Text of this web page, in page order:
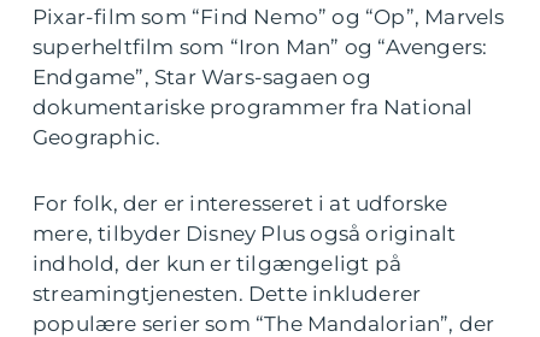
Pixar-film som “Find Nemo” og “Op”, Marvels
superheltfilm som “Iron Man” og “Avengers:
Endgame”, Star Wars-sagaen og
dokumentariske programmer fra National
Geographic.
For folk, der er interesseret i at udforske
mere, tilbyder Disney Plus også originalt
indhold, der kun er tilgængeligt på
streamingtjenesten. Dette inkluderer
populære serier som “The Mandalorian”, der